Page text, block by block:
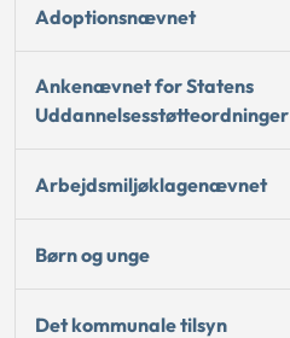
Adoptionsnævnet
Ankenævnet for Statens
Uddannelsesstøtteordninger
Arbejdsmiljøklagenævnet
Børn og unge
Det kommunale tilsyn